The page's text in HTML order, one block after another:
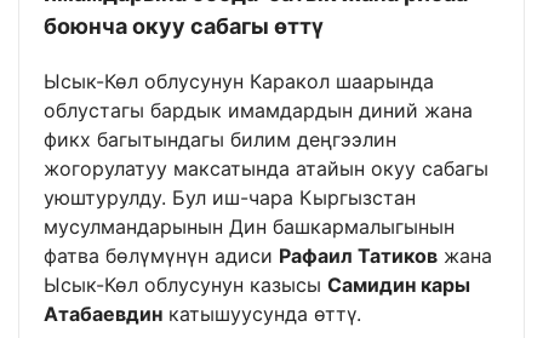
боюнча окуу сабагы өттү
Ысык-Көл облусунун Каракол шаарында
облустагы бардык имамдардын диний жана
фикх багытындагы билим деңгээлин
жогорулатуу максатында атайын окуу сабагы
уюштурулду. Бул иш-чара Кыргызстан
мусулмандарынын Дин башкармалыгынын
фатва бөлүмүнүн адиси Рафаил Татиков жана
Ысык-Көл облусунун казысы Самидин кары
Атабаевдин катышуусунда өттү.